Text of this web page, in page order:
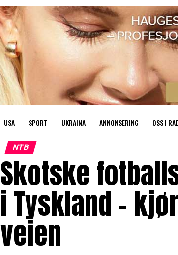
USA SPORT UKRAINA ANNONSERING OSS I
NTB
Skotske
i Tyskland –
veien